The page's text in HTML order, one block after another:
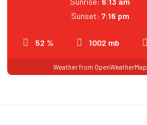
52 % 1002 mb
Sunset: 7:16 pm
Weather from OpenWeatherMap